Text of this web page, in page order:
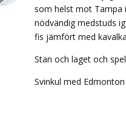
som helst mot Tampa
nödvändig medstuds
fis jämfört med
Stan och laget och
Svinkul med